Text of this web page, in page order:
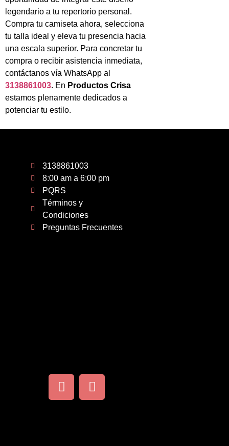
legendario a tu repertorio personal.
Compra tu camiseta ahora, selecciona
tu talla ideal y eleva tu presencia hacia
una escala superior. Para concretar tu
compra o recibir asistencia inmediata,
contáctanos vía WhatsApp al
3138861003. En Productos Crisa
estamos plenamente dedicados a
potenciar tu estilo.
3138861003
8:00 am a 6:00 pm
PQRS
Términos y
Condiciones
Preguntas Frecuentes